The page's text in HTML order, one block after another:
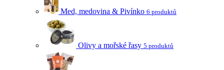
Med, medovina & Pivínko 6 produktů
Olivy a mořské řasy 5 produktů